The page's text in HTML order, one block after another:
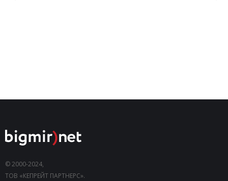
© 2000-2024,
ТОВ «КЕПРЕЙТ ПАРТНЕРС».